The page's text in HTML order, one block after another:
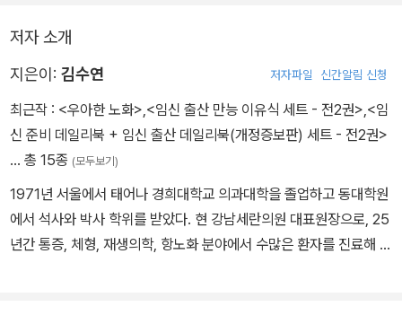
저자 소개
지은이: 김수연 저자파일 신간알림 신청
최근작 : <우아한 노화> <임신 출산 만능 이유식 세트 - 전2권> <임
신 준비 데일리북 + 임신 출산 데일리북(개정증보판) 세트 - 전2권>
… 총 15종 (모두보기)
1971년 서울에서 태어나 경희대학교 의과대학을 졸업하고 동대학원
에서 석사와 박사 학위를 받았다. 현 강남세란의원 대표원장으로, 25
년간 통증, 체형, 재생의학, 항노화 분야에서 수많은 환자를 진료해 온